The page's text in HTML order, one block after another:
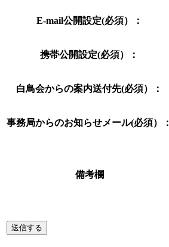
E-mail公開設定(必須）：
携帯公開設定(必須）：
白鳥会からの案内送付先(必須）：
事務局からのお知らせメール(必須）：
備考欄